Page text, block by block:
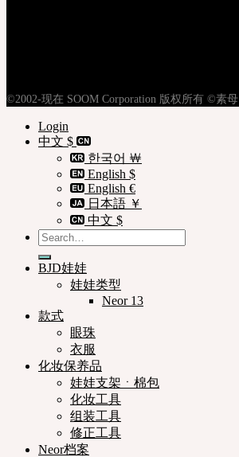
©2002-现在 SOOM Corporation 版权所有 ©素母
Login
中文 $
한국어 ￦
English $
English €
日本語 ￥
中文 $
Search
for:
BJD娃娃
娃娃类型
Neor 13
款式
眼珠
衣服
化妆保养品
娃娃支架ㆍ棉包
化妆工具
组装工具
修正工具
Neor档案